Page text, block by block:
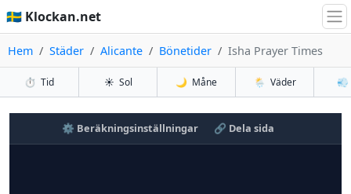
🇸🇪 Klockan.net
Hem Städer Alicante Bönetider Isha Prayer Times
⏱️ Tid ☀️ Sol 🌙 Måne 🌦️ Väder 💨
⚙️ Beräkningsinställningar 🔗 Dela sida